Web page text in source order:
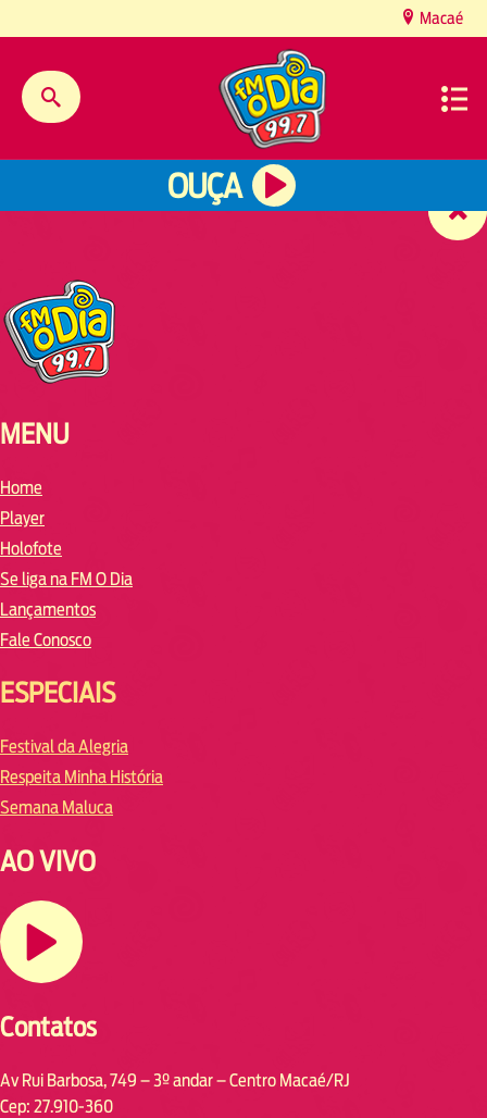
Macaé
OUÇA
MENU
Home
Player
Holofote
Se liga na FM O Dia
Lançamentos
Fale Conosco
ESPECIAIS
Festival da Alegria
Respeita Minha História
Semana Maluca
AO VIVO
Contatos
Av Rui Barbosa, 749 – 3º andar – Centro Macaé/RJ
Cep: 27.910-360